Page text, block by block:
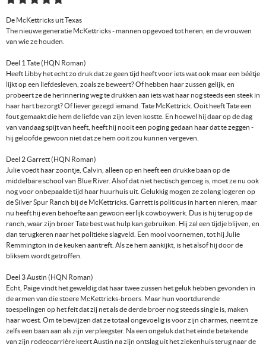
De McKettricks uit Texas
The nieuwe generatie McKettricks - mannen opgevoed tot heren, en de vrouwen
van wie ze houden.
Deel 1 Tate (HQN Roman)
Heeft Libby het echt zo druk dat ze geen tijd heeft voor iets wat ook maar een béétje
lijkt op een liefdesleven, zoals ze beweert? Of hebben haar zussen gelijk, en
probeert ze de herinnering weg te drukken aan iets wat haar nog steeds een steek in
haar hart bezorgt? Of liever gezegd iemand. Tate McKettrick. Ooit heeft Tate een
fout gemaakt die hem de liefde van zijn leven kostte. En hoewel hij daar op de dag
van vandaag spijt van heeft, heeft hij nooit een poging gedaan haar dat te zeggen -
hij geloofde gewoon niet dat ze hem ooit zou kunnen vergeven.
Deel 2 Garrett (HQN Roman)
Julie voedt haar zoontje, Calvin, alleen op en heeft een drukke baan op de
middelbare school van Blue River. Alsof dat niet hectisch genoeg is, moet ze nu ook
nog voor onbepaalde tijd haar huurhuis uit. Gelukkig mogen ze zolang logeren op
de Silver Spur Ranch bij de McKettricks. Garrett is politicus in hart en nieren, maar
nu heeft hij even behoefte aan gewoon eerlijk cowboywerk. Dus is hij terug op de
ranch, waar zijn broer Tate best wat hulp kan gebruiken. Hij zal een tijdje blijven, en
dan terugkeren naar het politieke slagveld. Een mooi voornemen, tot hij Julie
Remmington in de keuken aantreft. Als ze hem aankijkt, is het alsof hij door de
bliksem wordt getroffen.
Deel 3 Austin (HQN Roman)
Echt, Paige vindt het geweldig dat haar twee zussen het geluk hebben gevonden in
de armen van die stoere McKettricks-broers. Maar hun voortdurende
toespelingen op het feit dat zij net als de derde broer nog steeds single is, maken
haar woest. Om te bewijzen dat ze totaal ongevoelig is voor zijn charmes, neemt ze
zelfs een baan aan als zijn verpleegster. Na een ongeluk dat het einde betekende
van zijn rodeocarrière keert Austin na zijn ontslag uit het ziekenhuis terug naar de